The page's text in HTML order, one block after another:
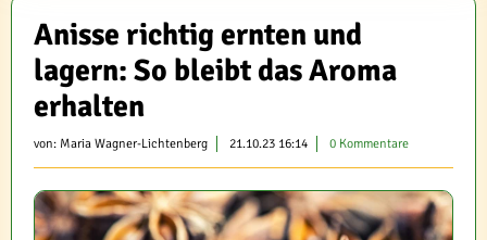
Anisse richtig ernten und
lagern: So bleibt das Aroma
erhalten
von: Maria Wagner-Lichtenberg 21.10.23 16:14 0 Kommentare